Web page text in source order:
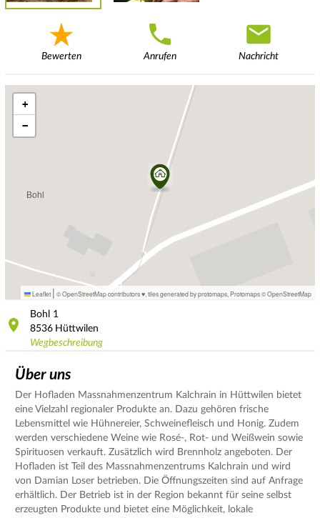
Bewerten Anrufen Nachricht
+
−
Leaflet | © OpenStreetMap contributors ♥, tiles generated by protomaps Protomaps©OpenStreetMap
Bohl
1
8536 Hüttwilen
Wegbeschreibung
Über uns
Der Hofladen Massnahmenzentrum Kalchrain in Hüttwilen bietet
eine Vielzahl regionaler Produkte an. Dazu gehören frische
Lebensmittel wie Hühnereier, Schweinefleisch und Honig. Zudem
werden verschiedene Weine wie Rosé-, Rot- und Weißwein sowie
Spirituosen verkauft. Zusätzlich wird Brennholz angeboten. Der
Hofladen ist Teil des Massnahmenzentrums Kalchrain und wird
von Damian Loser betrieben. Die Öffnungszeiten sind auf Anfrage
erhältlich. Der Betrieb ist in der Region bekannt für seine selbst
erzeugten Produkte und bietet eine Möglichkeit, lokale